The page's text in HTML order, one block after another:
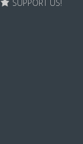
SUPPORT US!